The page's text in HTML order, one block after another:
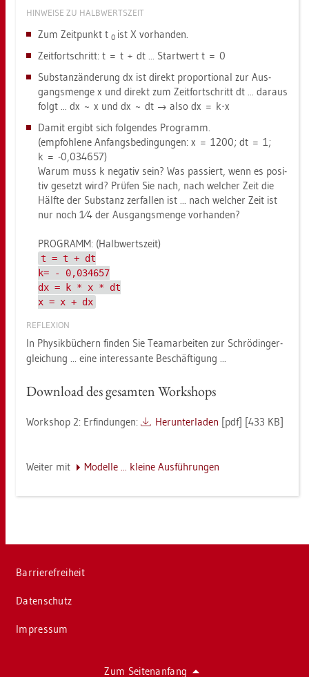
HIN­WEI­SE ZU HALB­WERTS­ZEIT
Zum Zeit­punkt t 0 ist X vor­han­den.
Zeit­fort­schritt: t = t + dt ... Start­wert t = 0
Sub­stanz­än­de­rung dx ist di­rekt pro­por­tio­nal zur Aus­
gangs­men­ge x und di­rekt zum Zeit­fort­schritt dt ... dar­aus
folgt ... dx ~ x und dx ~ dt → also dx = k⋅x
Damit er­gibt sich fol­gen­des Pro­gramm.
(emp­foh­le­ne An­fangs­be­din­gun­gen: x = 1200; dt = 1;
k = -0,034657)
Warum muss k ne­ga­tiv sein? Was pas­siert, wenn es po­si­
tiv ge­setzt wird? Prü­fen Sie nach, nach wel­cher Zeit die
Hälf­te der Sub­stanz zer­fal­len ist ... nach wel­cher Zeit ist
nur noch 1⁄4 der Aus­gangs­men­ge vor­han­den?
PRO­GRAMM: (Halb­werts­zeit)
t = t + dt
k= - 0,034657
dx = k * x * dt
x = x + dx
RE­FLE­XI­ON
In Phy­sik­bü­chern fin­den Sie Team­ar­bei­ten zur Schrö­din­ger­
glei­chung ... eine in­ter­es­san­te Be­schäf­ti­gung ...
Down­load des ge­sam­ten Work­shops
Work­shop 2: Er­fin­dun­gen: Her­un­ter­la­den [pdf] [433 KB]
Wei­ter mit Mo­del­le ... klei­ne Aus­füh­run­gen
Bar­rie­re­frei­heit
Da­ten­schutz
Im­pres­sum
Zum Sei­ten­an­fang